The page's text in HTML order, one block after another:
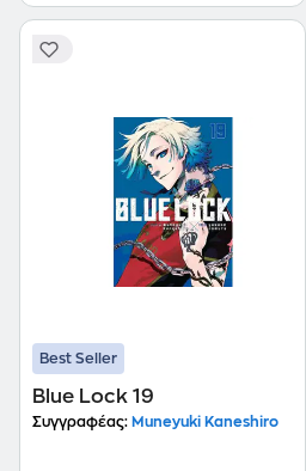
Best Seller
Blue Lock 19
Συγγραφέας: Muneyuki Kaneshiro